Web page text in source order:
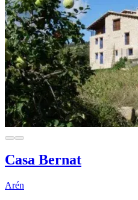
Casa Bernat
Arén